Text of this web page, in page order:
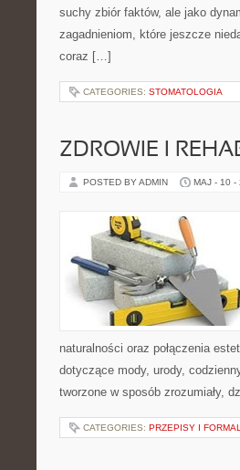
suchy zbiór faktów, ale jako
zagadnieniom, które jeszcze
coraz […]
CATEGORIES: STOMATOLOGIA
ZDROWIE I
POSTED BY ADMIN MAJ - 10 -
naturalności oraz połączenia
dotyczące mody, urody,
tworzone w sposób zrozumiały,
CATEGORIES: PRZEPISY I